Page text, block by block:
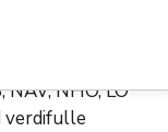
i Larvik,
NHO, LO
verdifulle